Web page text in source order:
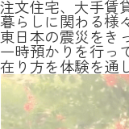
注文住宅、大手賃
暮らしに関わる様
東日本の震災をき
一時預かりを行っ
在り方を体験を通